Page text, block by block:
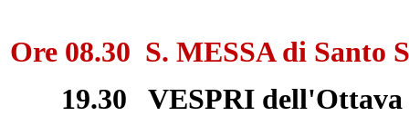
Ore 08.30 S. MESSA di Santo
19.30 VESPRI dell'Ottava